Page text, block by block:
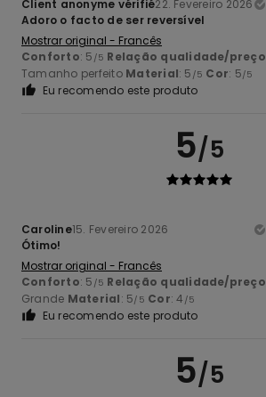
Client anonyme vérifié22. Fevereiro 2026
Adoro o facto de ser reversível
Mostrar original - Francês
Conforto: 5 /5 Relação qualidade/preço
Tamanho perfeito Material: 5 /5 Cor: 5/5
Eu recomendo este produto
5/5
Caroline15. Fevereiro 2026
Ótimo!
Mostrar original - Francês
Conforto: 5 /5 Relação qualidade/preço
Grande Material: 5/5 Cor: 4 /5
Eu recomendo este produto
5/5